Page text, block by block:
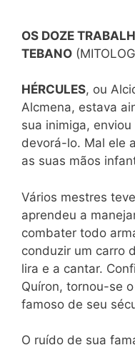
OS DOZE
TEBANO
HÉRCULES, ou
Alcmena, estava
sua inimiga,
devorá-lo. Mal ele
as suas mãos
Vários mestres
aprendeu a
combater todo
conduzir um carro
lira e a cantar.
Quíron, tornou-se
famoso de seu
O ruído de sua